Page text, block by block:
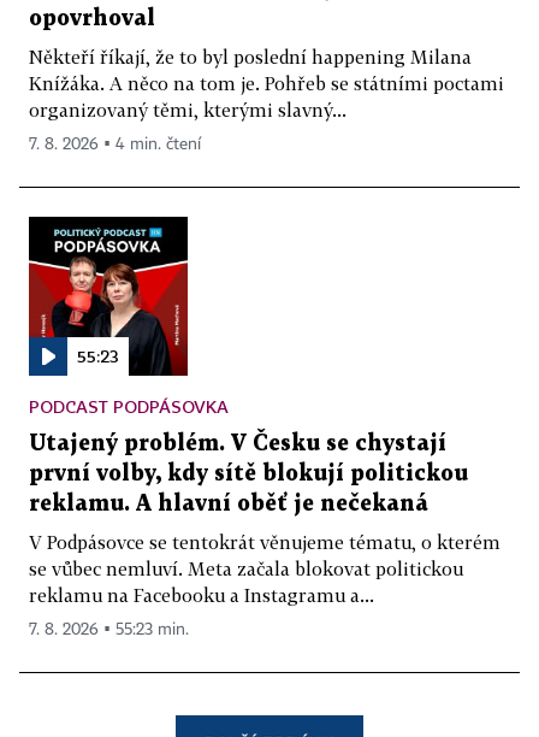
opovrhoval
Někteří říkají, že to byl poslední happening Milana
Knížáka. A něco na tom je. Pohřeb se státními poctami
organizovaný těmi, kterými slavný...
7. 8. 2026 ▪ 4 min. čtení
55:23
PODCAST PODPÁSOVKA
Utajený problém. V Česku se chystají
první volby, kdy sítě blokují politickou
reklamu. A hlavní oběť je nečekaná
V Podpásovce se tentokrát věnujeme tématu, o kterém
se vůbec nemluví. Meta začala blokovat politickou
reklamu na Facebooku a Instagramu a...
7. 8. 2026 ▪ 55:23 min.